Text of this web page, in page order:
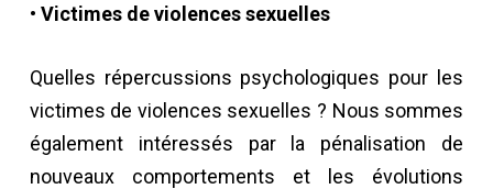
• Victimes de violences sexuelles
Quelles répercussions psychologiques pour les
victimes de violences sexuelles ? Nous sommes
également intéressés par la pénalisation de
nouveaux comportements et les évolutions